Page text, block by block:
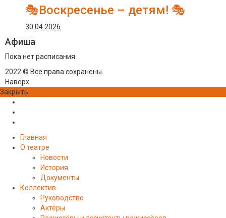
🎭Воскресенье – детям! 🎭
30.04.2026
Афиша
Пока нет расписания
2022 © Все права сохранены.
Наверх
Закрыть
Главная
О театре
Новости
История
Документы
Коллектив
Руководство
Актёры